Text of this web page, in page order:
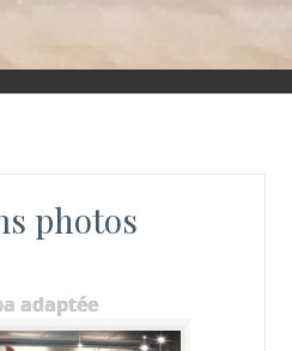
photos
adaptée